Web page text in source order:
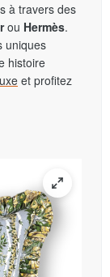
à travers des
ou Hermès.
uniques
histoire
et profitez